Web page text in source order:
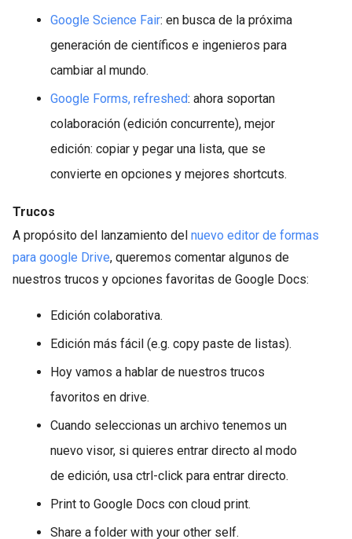
Google Science Fair: en busca de la próxima
generación de científicos e ingenieros para
cambiar al mundo.
Google Forms, refreshed: ahora soportan
colaboración (edición concurrente), mejor
edición: copiar y pegar una lista, que se
convierte en opciones y mejores shortcuts.
Trucos
A propósito del lanzamiento del nuevo editor de formas
para google Drive, queremos comentar algunos de
nuestros trucos y opciones favoritas de Google Docs:
Edición colaborativa.
Edición más fácil (e.g. copy paste de listas).
Hoy vamos a hablar de nuestros trucos
favoritos en drive.
Cuando seleccionas un archivo tenemos un
nuevo visor, si quieres entrar directo al modo
de edición, usa ctrl-click para entrar directo.
Print to Google Docs con cloud print.
Share a folder with your other self.